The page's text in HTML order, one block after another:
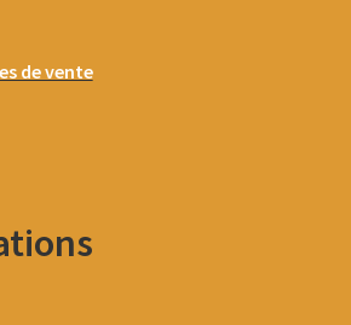
de vente